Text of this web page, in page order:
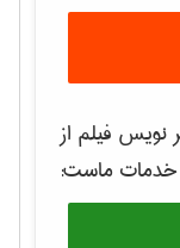
نویس فیلم از
خدمات ماست: